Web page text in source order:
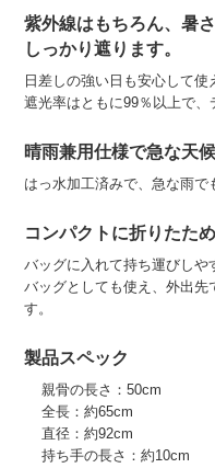
紫外線はもちろん、暑
しっかり遮ります。
日差しの強い日も安心して使
遮光率はともに99％以上で、
晴雨兼用仕様で急な天
はっ水加工済みで、急な雨で
コンパクトに折りたた
バッグに入れて持ち運びしや
バッグとしても使え、外出
す。
製品スペック
親骨の長さ：50cm
全長：約65cm
直径：約92cm
持ち手の長さ：約10cm